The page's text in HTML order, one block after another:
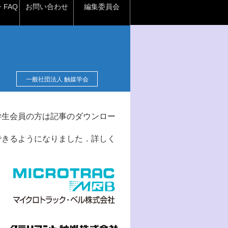
FAQ お問い合わせ 編集委員会
一般社団法人 触媒学会
会員の方は記事のダウンロー
るようになりました．詳しく